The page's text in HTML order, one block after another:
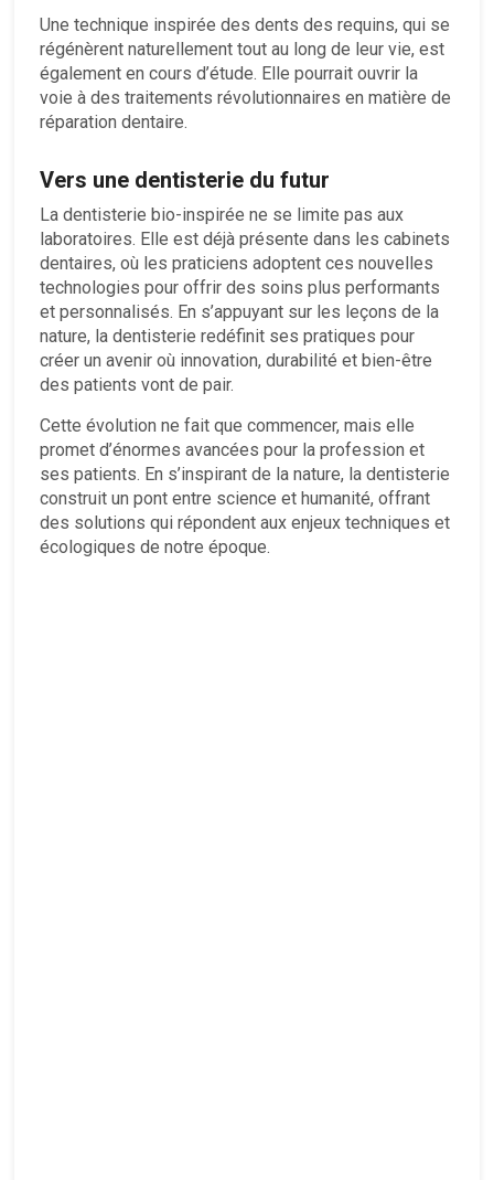
Une technique inspirée des dents des requins, qui se
régénèrent naturellement tout au long de leur vie, est
également en cours d’étude. Elle pourrait ouvrir la
voie à des traitements révolutionnaires en matière de
réparation dentaire.
Vers une dentisterie du futur
La dentisterie bio-inspirée ne se limite pas aux
laboratoires. Elle est déjà présente dans les cabinets
dentaires, où les praticiens adoptent ces nouvelles
technologies pour offrir des soins plus performants
et personnalisés. En s’appuyant sur les leçons de la
nature, la dentisterie redéfinit ses pratiques pour
créer un avenir où innovation, durabilité et bien-être
des patients vont de pair.
Cette évolution ne fait que commencer, mais elle
promet d’énormes avancées pour la profession et
ses patients. En s’inspirant de la nature, la dentisterie
construit un pont entre science et humanité, offrant
des solutions qui répondent aux enjeux techniques et
écologiques de notre époque.